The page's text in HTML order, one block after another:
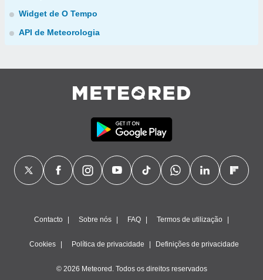
Widget de O Tempo
API de Meteorologia
Contacto Sobre nós FAQ Termos de utilização
Cookies Política de privacidade Definições de privacidade
© 2026 Meteored. Todos os direitos reservados